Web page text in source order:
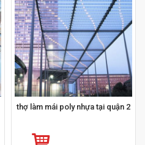
năm kinh nghiệm trong nghề, làm
việc cẩn thận, có trách nhiệm sẽ
mang đến những dịch vụ tốt nhất
thợ làm mái poly nhựa tại quận 2